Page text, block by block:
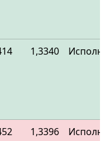
1,3340
1,3396